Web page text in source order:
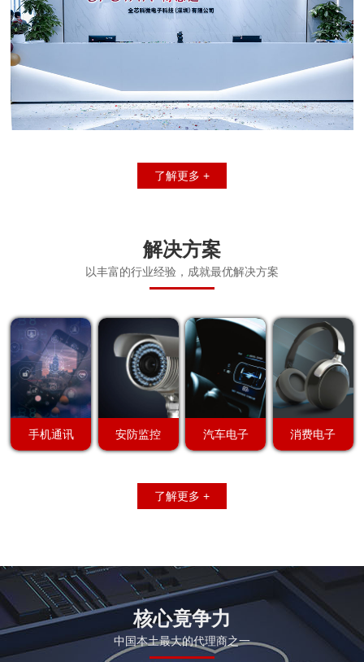
了解更多 +
解决方案
以丰富的行业经验，成就最优解决方案
手机通讯 安防监控 汽车电子 消费电子
了解更多 +
核心竟争力
中国本土最大的代理商之一